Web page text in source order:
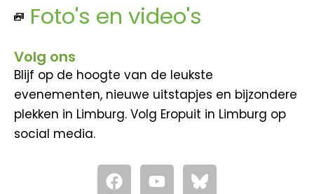
Foto's en video's
Volg ons
Blijf op de hoogte van de leukste
evenementen, nieuwe uitstapjes en bijzondere
plekken in Limburg. Volg Eropuit in Limburg op
social media.
F
a
Y
o